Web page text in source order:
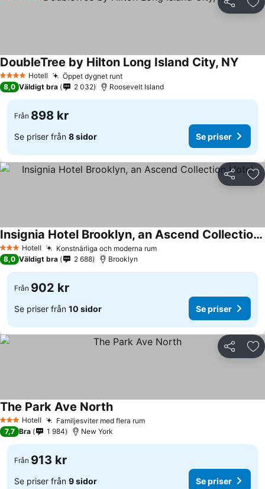
Dela
4 StjärnorHotell Öppet dygnet runt
DoubleTree by Hilton Long Island City, NY
8,0 Väldigt bra 2 032 Roosevelt Island
Från 898 kr
Se priser från 8 sidor Se priser
Dela
3 StjärnorHotell Konstnärliga och moderna rum
Insignia Hotel Brooklyn, an Ascend Collection Hotel
8,0 Väldigt bra 2 688 Brooklyn
Från 902 kr
Se priser från 10 sidor Se priser
Dela
3 StjärnorHotell Familjesviter med flera rum
The Park Ave North
7,7 Bra 1 984 New York
Från 913 kr
Se priser från 9 sidor Se priser